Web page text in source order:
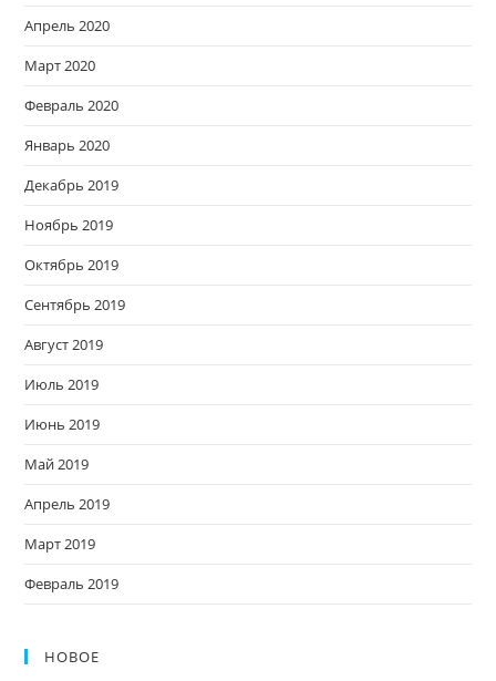
Апрель 2020
Март 2020
Февраль 2020
Январь 2020
Декабрь 2019
Ноябрь 2019
Октябрь 2019
Сентябрь 2019
Август 2019
Июль 2019
Июнь 2019
Май 2019
Апрель 2019
Март 2019
Февраль 2019
НОВОЕ